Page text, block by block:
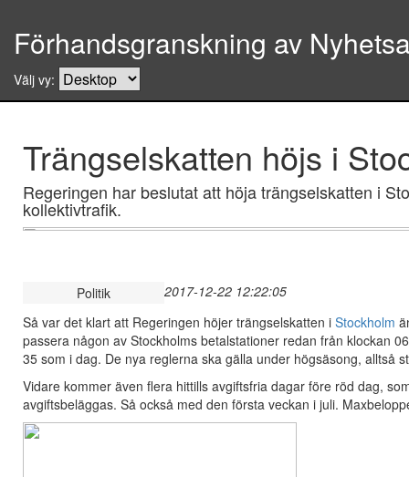
Förhandsgranskning av
Välj vy:
Trängselskatten höjs i
Regeringen har beslutat att höja trängselskatten i
kollektivtrafik.
2017-12-22 12:22:05
Politik
Så var det klart att Regeringen höjer trängselskatten i Stockholm
passera någon av Stockholms betalstationer redan från klockan
35 som i dag. De nya reglerna ska gälla under högsäsong, alltså
Vidare kommer även flera hittills avgiftsfria dagar före röd dag,
avgiftsbeläggas. Så också med den första veckan i juli.